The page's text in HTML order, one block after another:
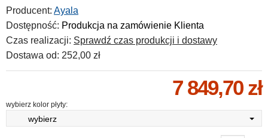
Producent: Ayala
Dostępność: Produkcja na zamówienie Klienta
Czas realizacji: Sprawdź czas produkcji i dostawy
Dostawa od: 252,00 zł
7 849,70 zł
wybierz kolor płyty:
wybierz